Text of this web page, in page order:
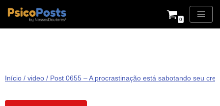
Pular
0
Início / video / Post 0655 – A procrastinação está sabotando seu